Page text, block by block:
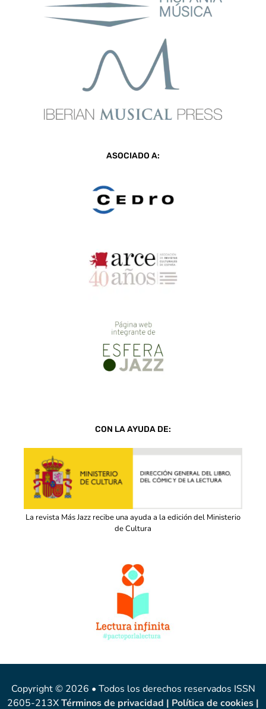
ASOCIADO A:
CON LA AYUDA DE:
La revista Más Jazz recibe una ayuda a la edición del Ministerio
de Cultura
Copyright © 2026 • Todos los derechos reservados ISSN
2605-213XTérminos de privacidad | Política de cookies |